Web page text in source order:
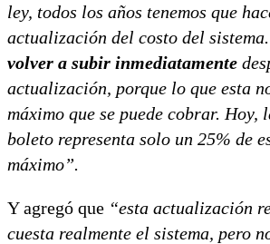
ley, todos los años tenemos que
actualización del costo del
volver a subir inmediatamente
actualización, porque lo que esta
máximo que se puede cobrar. Hoy,
boleto representa solo un 25% de
máximo”.
Y agregó que “esta actualización
cuesta realmente el sistema, pero